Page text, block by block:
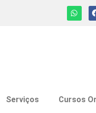
Serviços Cursos